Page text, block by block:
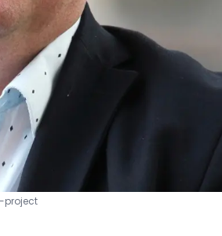
project